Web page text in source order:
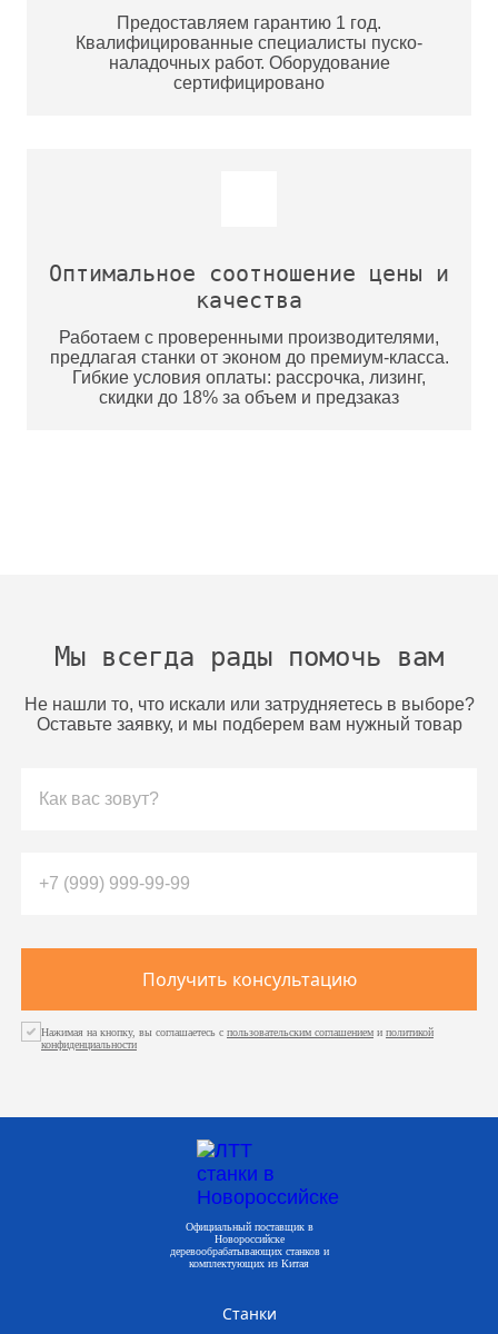
Предоставляем гарантию 1 год.
Квалифицированные специалисты пуско-
наладочных работ. Оборудование
сертифицировано
Оптимальное соотношение цены и
качества
Работаем с проверенными производителями,
предлагая станки от эконом до премиум-класса.
Гибкие условия оплаты: рассрочка, лизинг,
скидки до 18% за объем и предзаказ
Мы всегда рады помочь вам
Не нашли то, что искали или затрудняетесь в выборе?
Оставьте заявку, и мы подберем вам нужный товар
Получить консультацию
Нажимая на кнопку, вы соглашаетесь с пользовательским соглашением и политикой
конфиденциальности
Официальный поставщик в
Новороссийске
деревообрабатывающих станков и
комплектующих из Китая
Станки